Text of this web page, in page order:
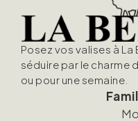
Posez vos valises à
séduire par le charme
ou pour une semaine.